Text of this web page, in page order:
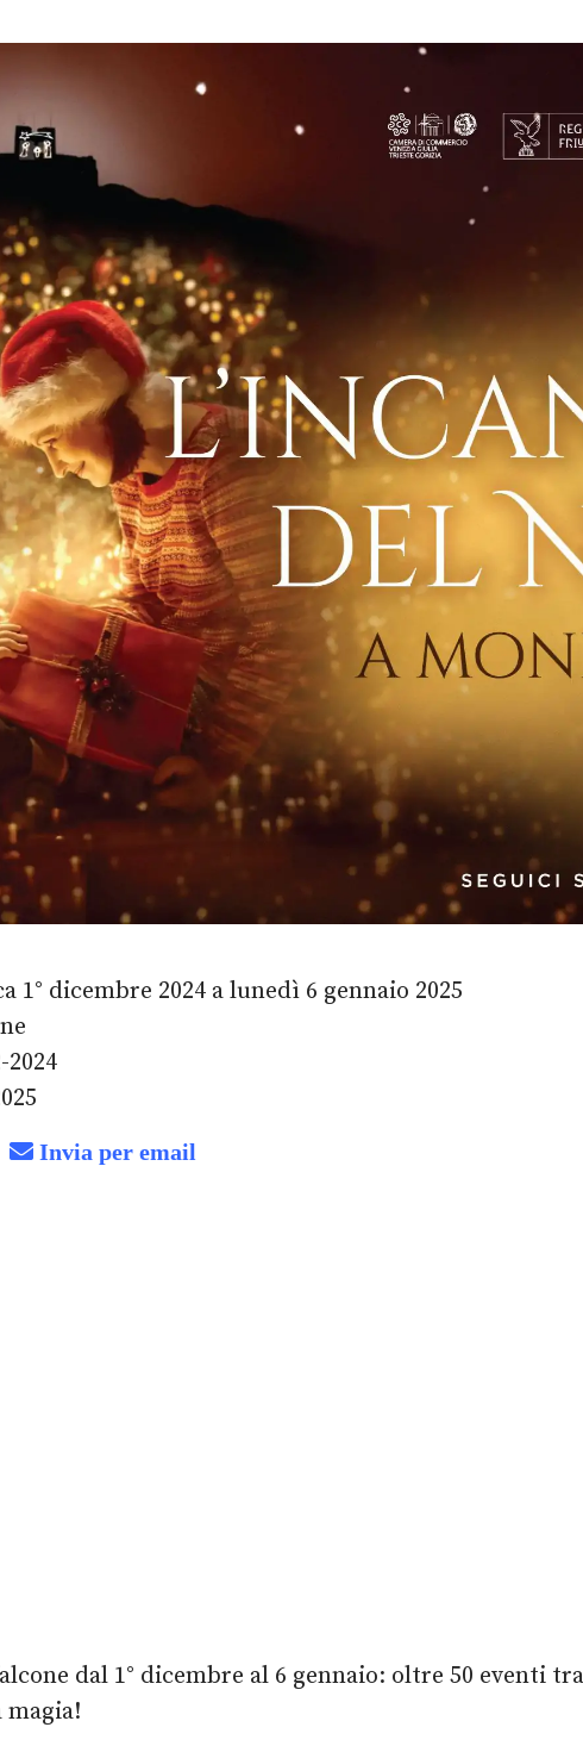
1° dicembre 2024 a lunedì 6 gennaio 2025
2024
Invia per email
dal 1° dicembre al 6 gennaio: oltre 50 eventi